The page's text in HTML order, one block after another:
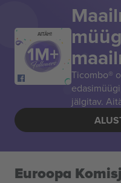
AITÄH!
Ticombo®
jälgitav.
Euroopa